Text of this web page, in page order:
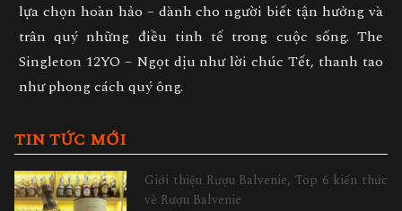
lựa chọn hoàn hảo – dành cho người biết tận hưởng và
trân quý những điều tinh tế trong cuộc sống. The
Singleton 12YO – Ngọt dịu như lời chúc Tết, thanh tao
như phong cách quý ông.
TIN TỨC MỚI
Giới thiệu Rượu Balvenie, Top 6 kiến thức
về Rượu Balvenie